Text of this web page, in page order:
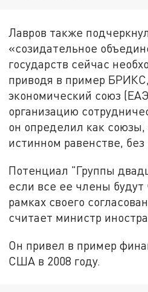
Лавров также
«созидательное
государств сейчас
приводя в пример
экономический союз
организацию
он определил как
истинном равенстве,
Потенциал "Группы
если все ее члены будут
рамках своего
считает министр
Он привел в пример
США в 2008 году.